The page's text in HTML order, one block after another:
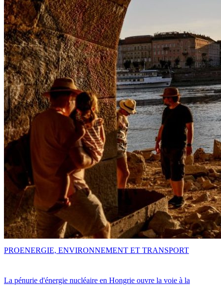
La pénurie d'énergie nucléaire en Hongrie ouvre la voie à la
PROENERGIE, ENVIRONNEMENT ET TRANSPORT